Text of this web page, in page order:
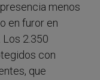
menos
en furor en
2.350
con
que